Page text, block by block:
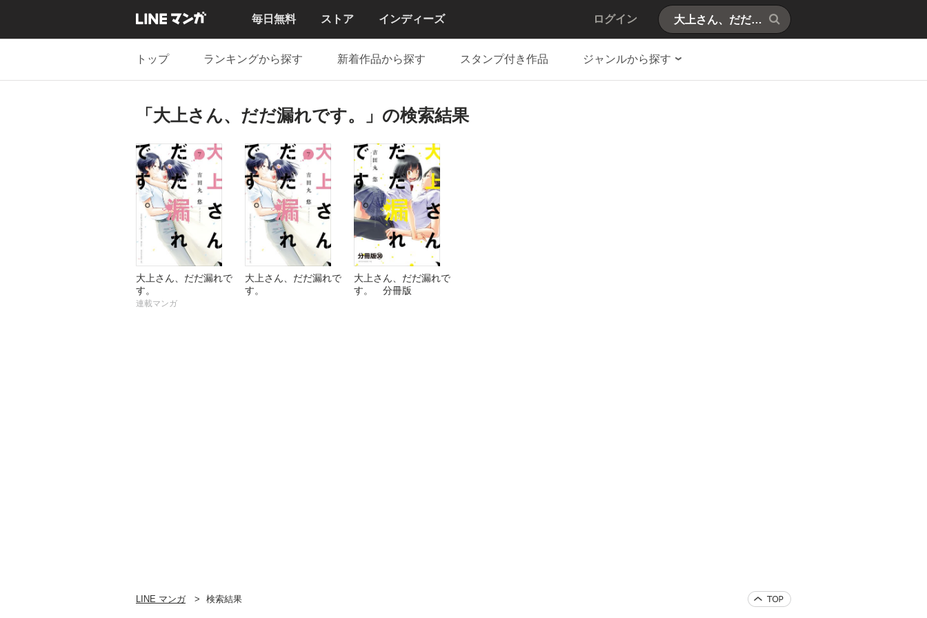
毎日無料 ストア インディーズ ログイン
トップ ランキングから探す 新着作品から探す スタンプ付き作品 ジャンルから探す
「大上さん、だだ漏れです。」の検索結果
大上さん、だだ漏れで
す。
連載マンガ
大上さん、だだ漏れで
す。
大上さん、だだ漏れで
す。 分冊版
LINE マンガ 検索結果